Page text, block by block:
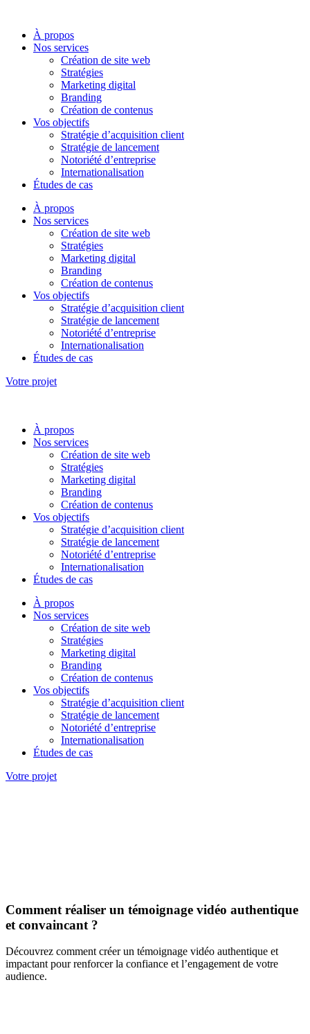
contenuÀ propos
Nos services
Création de site web
Stratégies
Marketing digital
Branding
Création de contenus
Vos objectifs
Stratégie d’acquisition client
Stratégie de lancement
Notoriété d’entreprise
Internationalisation
Études de cas
À propos
Nos services
Création de site web
Stratégies
Marketing digital
Branding
Création de contenus
Vos objectifs
Stratégie d’acquisition client
Stratégie de lancement
Notoriété d’entreprise
Internationalisation
Études de cas
Votre projet
À propos
Nos services
Création de site web
Stratégies
Marketing digital
Branding
Création de contenus
Vos objectifs
Stratégie d’acquisition client
Stratégie de lancement
Notoriété d’entreprise
Internationalisation
Études de cas
À propos
Nos services
Création de site web
Stratégies
Marketing digital
Branding
Création de contenus
Vos objectifs
Stratégie d’acquisition client
Stratégie de lancement
Notoriété d’entreprise
Internationalisation
Études de cas
Votre projet
Comment réaliser un témoignage vidéo authentique
et convaincant ?
Découvrez comment créer un témoignage vidéo authentique et
impactant pour renforcer la confiance et l’engagement de votre
audience.